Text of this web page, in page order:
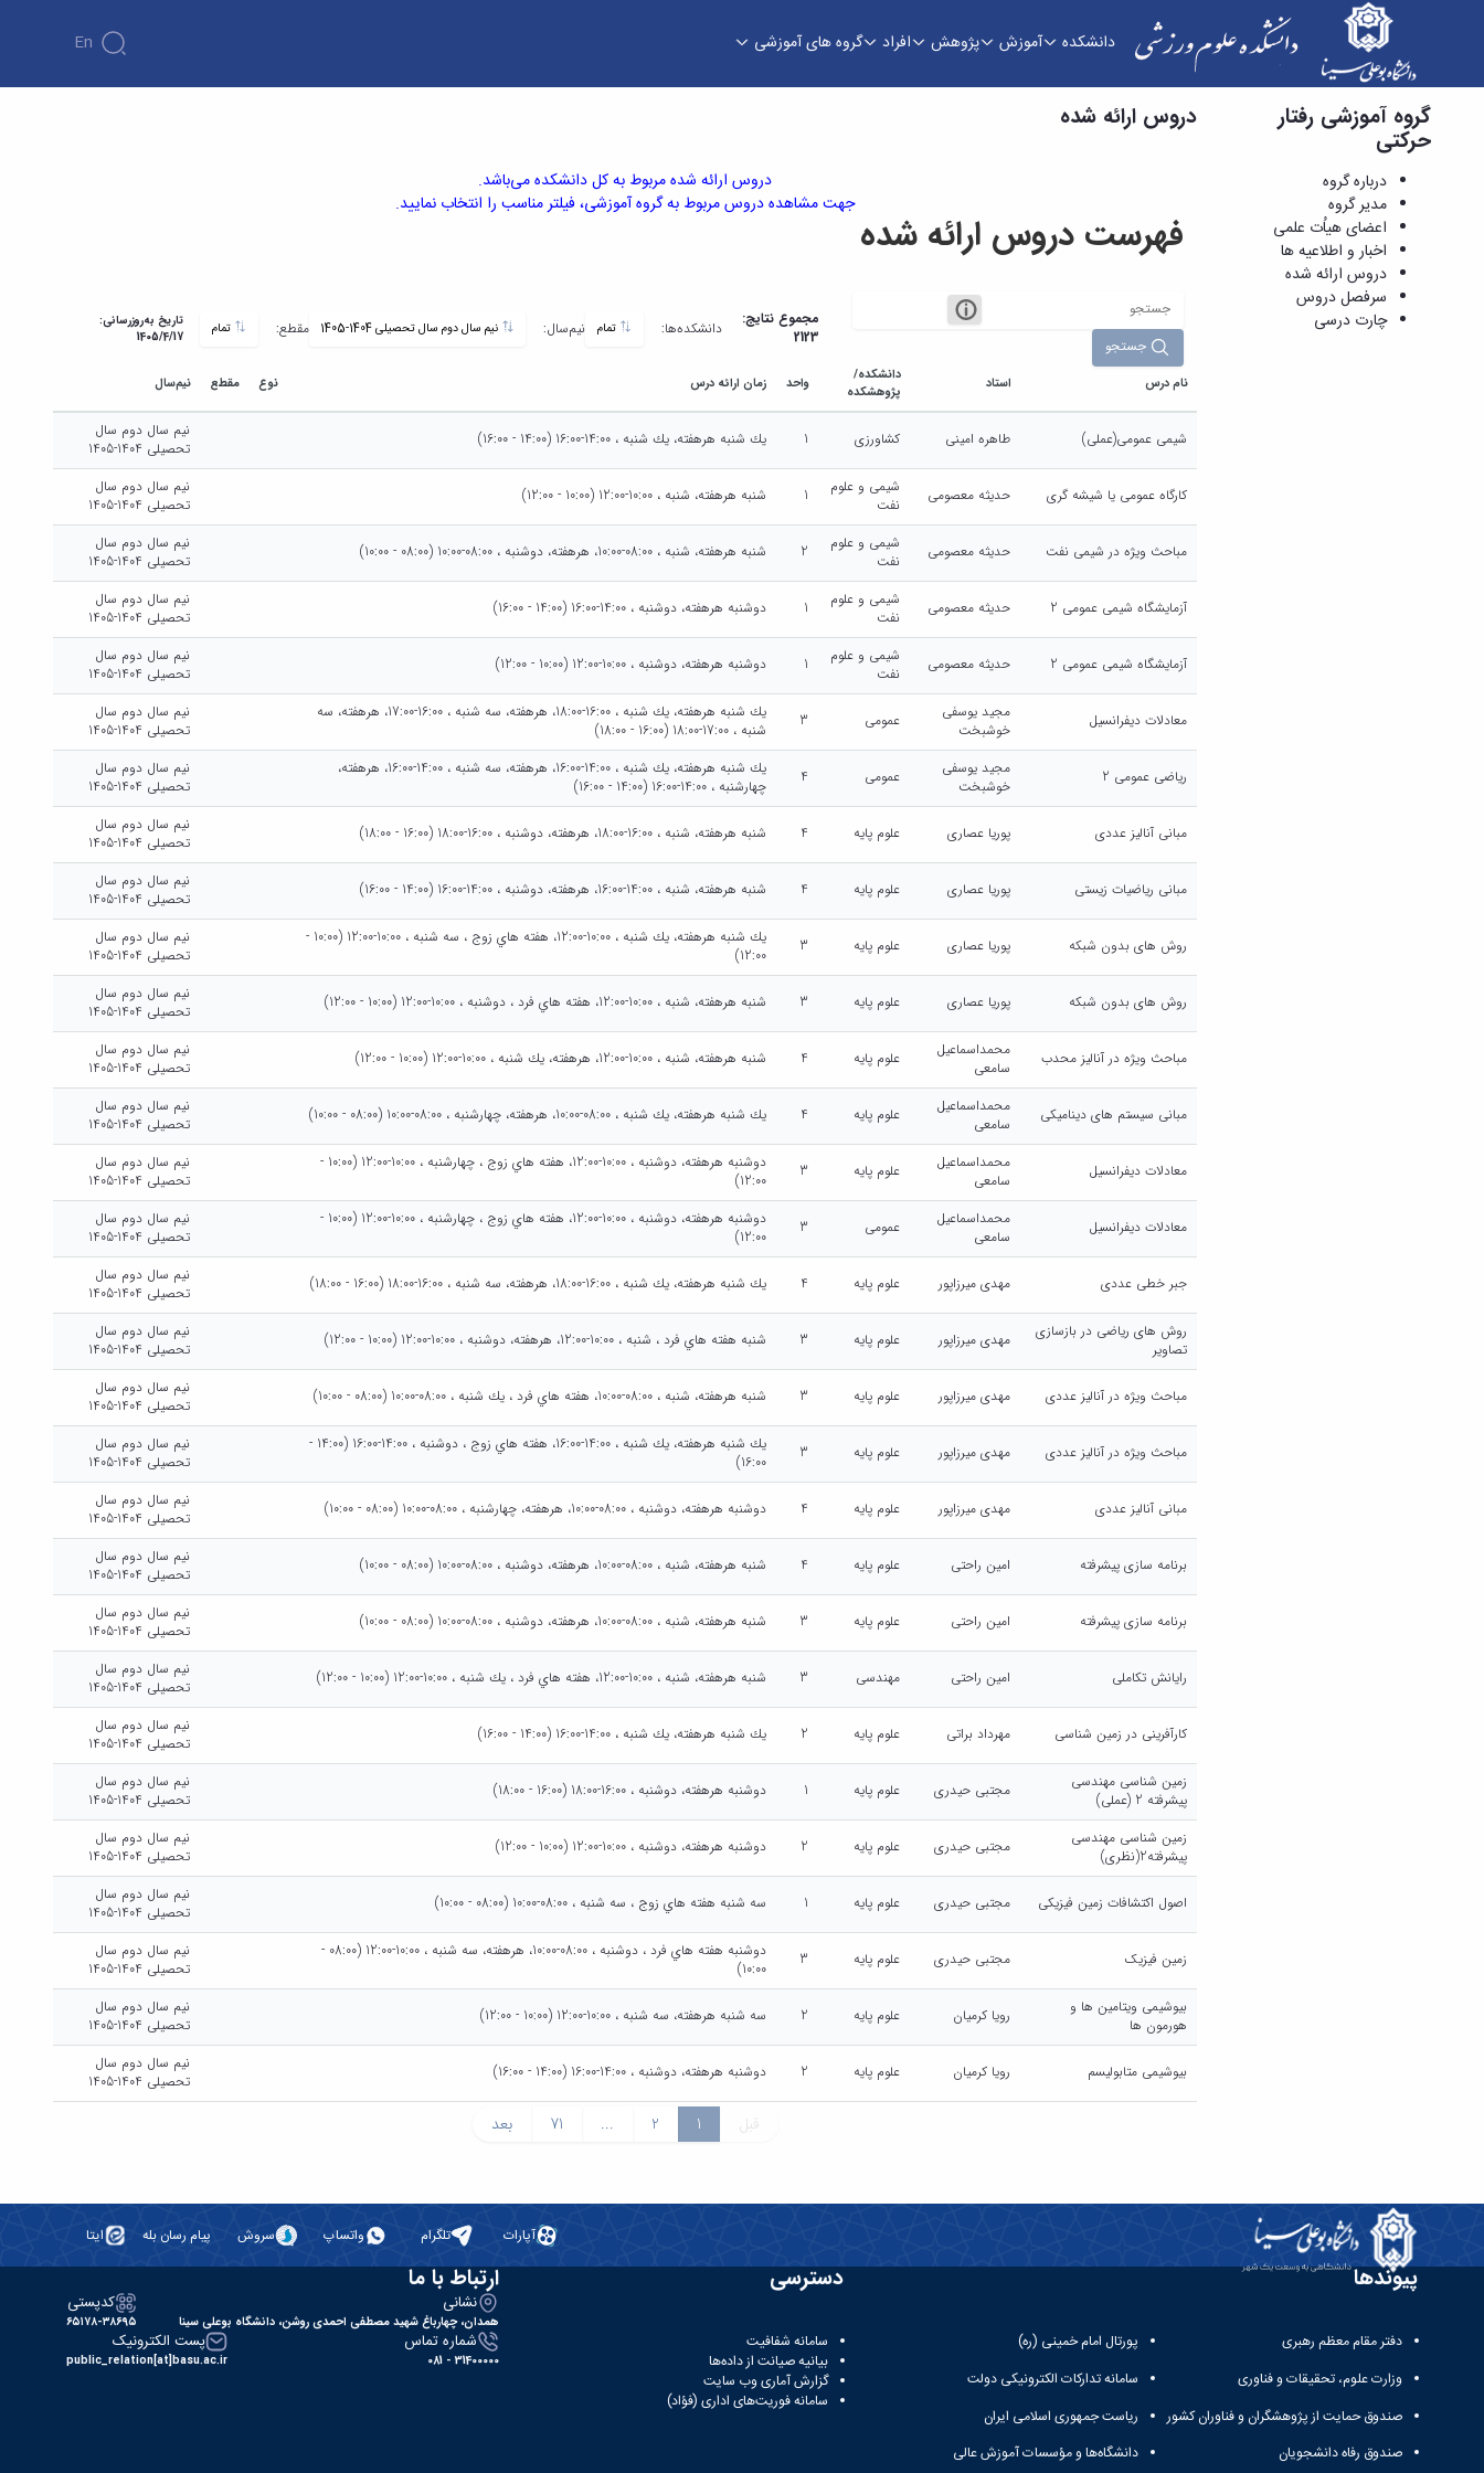
دانشکده آموزش پژوهش افراد گروه های آموزشی En
دروس ارائه شده - دانشکده علوم ورزشی
گروه آموزشی رفتار
حرکتی
درباره گروه
مدیر گروه
اعضای هیاُت علمی
اخبار و اطلاعیه ها
دروس ارائه شده
سرفصل دروس
چارت درسی
دروس ارائه شده
دروس ارائه شده مربوط به کل دانشکده می‌باشد.
جهت مشاهده دروس مربوط به گروه آموزشی، فیلتر مناسب را انتخاب نمایید.
فهرست دروس ارائه شده
جستجو
مجموع نتایج:
2123
دانشکده‌ها: تمام نیم‌سال: مقطع: تمام
تاریخ به‌روزرسانی:
1405/4/17
نام درس استاد
دانشکده/
پژوهشکده
واحد زمان ارائه درس نوع مقطع نیم‌سال
شیمی عمومی(عملی) طاهره امینی کشاورزی 1 يك شنبه هرهفته، يك شنبه ، 14:00-16:00 (14:00 - 16:00)
نیم سال دوم سال
تحصیلی 1404-1405
کارگاه عمومی یا شیشه گری حدیثه معصومی
شیمی و علوم
نفت
1 شنبه هرهفته، شنبه ، 10:00-12:00 (10:00 - 12:00)
نیم سال دوم سال
تحصیلی 1404-1405
مباحث ویژه در شیمی نفت حدیثه معصومی
شیمی و علوم
نفت
2 شنبه هرهفته، شنبه ، 08:00-10:00، هرهفته، دوشنبه ، 08:00-10:00 (08:00 - 10:00)
نیم سال دوم سال
تحصیلی 1404-1405
آزمایشگاه شیمی عمومی 2 حدیثه معصومی
شیمی و علوم
نفت
1 دوشنبه هرهفته، دوشنبه ، 14:00-16:00 (14:00 - 16:00)
نیم سال دوم سال
تحصیلی 1404-1405
آزمایشگاه شیمی عمومی 2 حدیثه معصومی
شیمی و علوم
نفت
1 دوشنبه هرهفته، دوشنبه ، 10:00-12:00 (10:00 - 12:00)
نیم سال دوم سال
تحصیلی 1404-1405
معادلات دیفرانسیل
مجید یوسفی
خوشبخت
عمومی 3
يك شنبه هرهفته، يك شنبه ، 16:00-18:00، هرهفته، سه شنبه ، 16:00-17:00، هرهفته، سه
شنبه ، 17:00-18:00 (16:00 - 18:00)
نیم سال دوم سال
تحصیلی 1404-1405
ریاضی عمومی 2
مجید یوسفی
خوشبخت
عمومی 4
يك شنبه هرهفته، يك شنبه ، 14:00-16:00، هرهفته، سه شنبه ، 14:00-16:00، هرهفته،
چهارشنبه ، 14:00-16:00 (14:00 - 16:00)
نیم سال دوم سال
تحصیلی 1404-1405
مبانی آنالیز عددی پوریا عصاری علوم پایه 4 شنبه هرهفته، شنبه ، 16:00-18:00، هرهفته، دوشنبه ، 16:00-18:00 (16:00 - 18:00)
نیم سال دوم سال
تحصیلی 1404-1405
مبانی ریاضیات زیستی پوریا عصاری علوم پایه 4 شنبه هرهفته، شنبه ، 14:00-16:00، هرهفته، دوشنبه ، 14:00-16:00 (14:00 - 16:00)
نیم سال دوم سال
تحصیلی 1404-1405
روش های بدون شبکه پوریا عصاری علوم پایه 3
يك شنبه هرهفته، يك شنبه ، 10:00-12:00، هفته هاي زوج ، سه شنبه ، 10:00-12:00 (10:00 -
12:00)
نیم سال دوم سال
تحصیلی 1404-1405
روش های بدون شبکه پوریا عصاری علوم پایه 3 شنبه هرهفته، شنبه ، 10:00-12:00، هفته هاي فرد ، دوشنبه ، 10:00-12:00 (10:00 - 12:00)
نیم سال دوم سال
تحصیلی 1404-1405
مباحث ویژه در آنالیز محدب
محمداسماعیل
سامعی
علوم پایه 4 شنبه هرهفته، شنبه ، 10:00-12:00، هرهفته، يك شنبه ، 10:00-12:00 (10:00 - 12:00)
نیم سال دوم سال
تحصیلی 1404-1405
مبانی سیستم های دینامیکی
محمداسماعیل
سامعی
علوم پایه 4 يك شنبه هرهفته، يك شنبه ، 08:00-10:00، هرهفته، چهارشنبه ، 08:00-10:00 (08:00 - 10:00)
نیم سال دوم سال
تحصیلی 1404-1405
معادلات دیفرانسیل
محمداسماعیل
سامعی
علوم پایه 3
دوشنبه هرهفته، دوشنبه ، 10:00-12:00، هفته هاي زوج ، چهارشنبه ، 10:00-12:00 (10:00 -
12:00)
نیم سال دوم سال
تحصیلی 1404-1405
معادلات دیفرانسیل
محمداسماعیل
سامعی
عمومی 3
دوشنبه هرهفته، دوشنبه ، 10:00-12:00، هفته هاي زوج ، چهارشنبه ، 10:00-12:00 (10:00 -
12:00)
نیم سال دوم سال
تحصیلی 1404-1405
جبر خطی عددی مهدی میرزاپور علوم پایه 4 يك شنبه هرهفته، يك شنبه ، 16:00-18:00، هرهفته، سه شنبه ، 16:00-18:00 (16:00 - 18:00)
نیم سال دوم سال
تحصیلی 1404-1405
روش های ریاضی در بازسازی
تصاویر
مهدی میرزاپور علوم پایه 3 شنبه هفته هاي فرد ، شنبه ، 10:00-12:00، هرهفته، دوشنبه ، 10:00-12:00 (10:00 - 12:00)
نیم سال دوم سال
تحصیلی 1404-1405
مباحث ویژه در آنالیز عددی مهدی میرزاپور علوم پایه 3 شنبه هرهفته، شنبه ، 08:00-10:00، هفته هاي فرد ، يك شنبه ، 08:00-10:00 (08:00 - 10:00)
نیم سال دوم سال
تحصیلی 1404-1405
مباحث ویژه در آنالیز عددی مهدی میرزاپور علوم پایه 3
يك شنبه هرهفته، يك شنبه ، 14:00-16:00، هفته هاي زوج ، دوشنبه ، 14:00-16:00 (14:00 -
16:00)
نیم سال دوم سال
تحصیلی 1404-1405
مبانی آنالیز عددی مهدی میرزاپور علوم پایه 4 دوشنبه هرهفته، دوشنبه ، 08:00-10:00، هرهفته، چهارشنبه ، 08:00-10:00 (08:00 - 10:00)
نیم سال دوم سال
تحصیلی 1404-1405
برنامه سازی پیشرفته امین راحتی علوم پایه 4 شنبه هرهفته، شنبه ، 08:00-10:00، هرهفته، دوشنبه ، 08:00-10:00 (08:00 - 10:00)
نیم سال دوم سال
تحصیلی 1404-1405
برنامه سازی پیشرفته امین راحتی علوم پایه 3 شنبه هرهفته، شنبه ، 08:00-10:00، هرهفته، دوشنبه ، 08:00-10:00 (08:00 - 10:00)
نیم سال دوم سال
تحصیلی 1404-1405
رایانش تکاملی امین راحتی مهندسی 3 شنبه هرهفته، شنبه ، 10:00-12:00، هفته هاي فرد ، يك شنبه ، 10:00-12:00 (10:00 - 12:00)
نیم سال دوم سال
تحصیلی 1404-1405
کارآفرینی در زمین شناسی مهرداد براتی علوم پایه 2 يك شنبه هرهفته، يك شنبه ، 14:00-16:00 (14:00 - 16:00)
نیم سال دوم سال
تحصیلی 1404-1405
زمین شناسی مهندسی
پیشرفته 2 (عملی)
مجتبی حیدری علوم پایه 1 دوشنبه هرهفته، دوشنبه ، 16:00-18:00 (16:00 - 18:00)
نیم سال دوم سال
تحصیلی 1404-1405
زمین شناسی مهندسی
پیشرفته2(نظری)
مجتبی حیدری علوم پایه 2 دوشنبه هرهفته، دوشنبه ، 10:00-12:00 (10:00 - 12:00)
نیم سال دوم سال
تحصیلی 1404-1405
اصول اکتشافات زمین فیزیکی مجتبی حیدری علوم پایه 1 سه شنبه هفته هاي زوج ، سه شنبه ، 08:00-10:00 (08:00 - 10:00)
نیم سال دوم سال
تحصیلی 1404-1405
زمین فیزیک مجتبی حیدری علوم پایه 3
دوشنبه هفته هاي فرد ، دوشنبه ، 08:00-10:00، هرهفته، سه شنبه ، 10:00-12:00 (08:00 -
10:00)
نیم سال دوم سال
تحصیلی 1404-1405
بیوشیمی ویتامین ها و
هورمون ها
رویا کرمیان علوم پایه 2 سه شنبه هرهفته، سه شنبه ، 10:00-12:00 (10:00 - 12:00)
نیم سال دوم سال
تحصیلی 1404-1405
بیوشیمی متابولیسم رویا کرمیان علوم پایه 2 دوشنبه هرهفته، دوشنبه ، 14:00-16:00 (14:00 - 16:00)
نیم سال دوم سال
تحصیلی 1404-1405
قبل 1
2
...
71 بعد
آپارات تلگرام واتساپ سروش پیام رسان بله ایتا
پیوندها
دفتر مقام معظم رهبری
وزارت علوم، تحقیقات و فناوری
صندوق حمایت از پژوهشگران و فناوران کشور
صندوق رفاه دانشجویان
پورتال امام خمینی (ره)
سامانه تدارکات الکترونیکی دولت
ریاست جمهوری اسلامی ایران
دانشگاه‌ها و مؤسسات آموزش عالی
دسترسی
سامانه شفافیت
بیانیه صیانت از داده‌ها
گزارش آماری وب‌ سایت
سامانه فوریت‌های اداری (فؤاد)
ارتباط با ما
نشانی
همدان، چهارباغ شهید مصطفی احمدی روشن، دانشگاه بوعلی سینا
کدپستی
۶۵۱۷۸-۳۸۶۹۵
شماره تماس
31400000 - 081
پست الکترونیک
public_relation[at]basu.ac.ir